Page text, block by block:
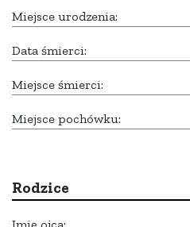
Miejsce urodzenia:
Data śmierci:
Miejsce śmierci:
Miejsce pochówku:
Rodzice